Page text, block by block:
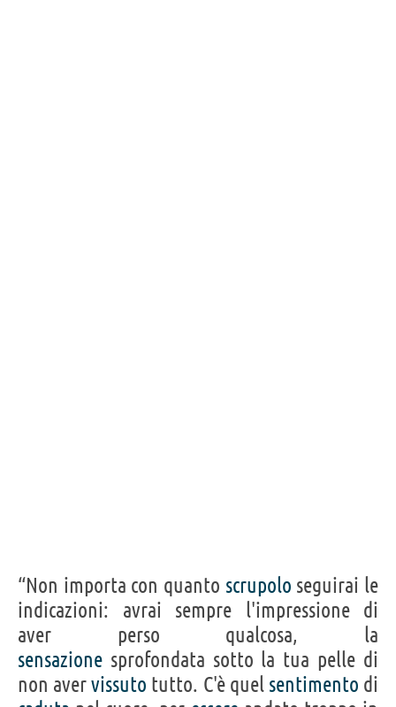
“Non importa con quanto scrupolo seguirai le
indicazioni: avrai sempre l'impressione di
aver perso qualcosa, la
sensazione sprofondata sotto la tua pelle di
non avervissuto tutto. C'è quel sentimento di